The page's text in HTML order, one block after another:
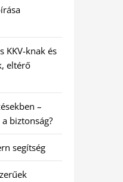
KKV-knak és
eltérő
–
biztonság?
segítség